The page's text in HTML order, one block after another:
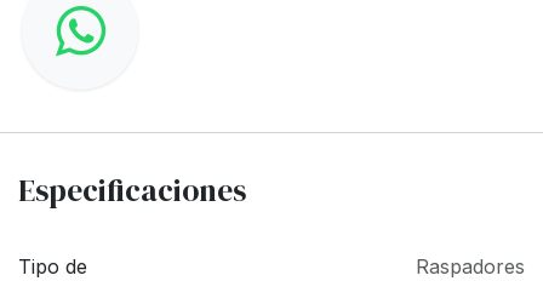
Especificaciones
Tipo de
Raspadores